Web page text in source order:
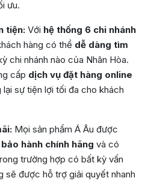
ưu.
tiện: Với hệ thống 6 chi nhánh
hàng có thể dễ dàng tìm
chi nhánh nào của Nhân Hòa.
cấp dịch vụ đặt hàng online
lại sự tiện lợi tối đa cho khách
Mọi sản phẩm Á Âu được
bảo hành chính hãng và có
trường hợp có bất kỳ vấn
sẽ được hỗ trợ giải quyết nhanh